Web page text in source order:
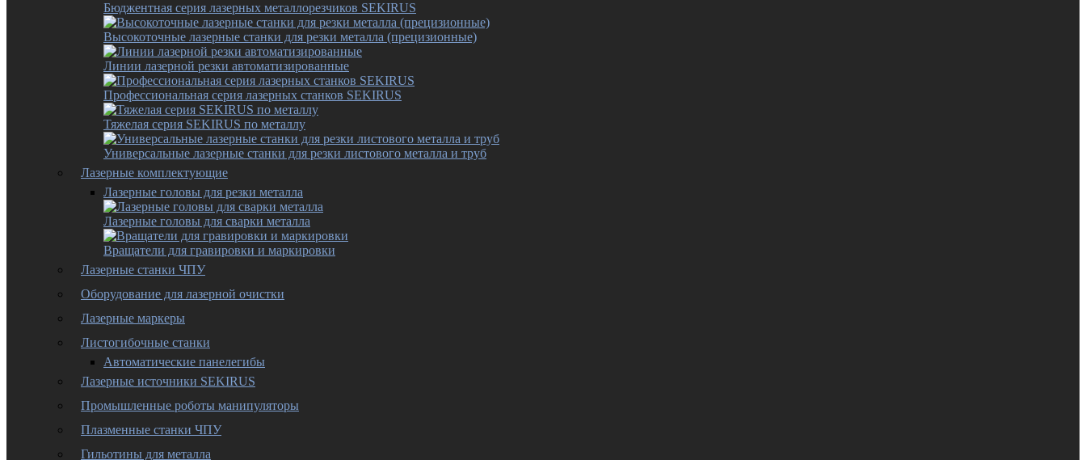
Бюджентная серия лазерных металлорезчиков SEKIRUS
Высокоточные лазерные станки для резки металла (прецизионные)
Линии лазерной резки автоматизированные
Профессиональная серия лазерных станков SEKIRUS
Тяжелая серия SEKIRUS по металлу
Универсальные лазерные станки для резки листового металла и труб
Лазерные комплектующие
Лазерные головы для резки металла
Лазерные головы для сварки металла
Вращатели для гравировки и маркировки
Лазерные станки ЧПУ
Оборудование для лазерной очистки
Лазерные маркеры
Листогибочные станки
Автоматические панелегибы
Лазерные источники SEKIRUS
Промышленные роботы манипуляторы
Плазменные станки ЧПУ
Гильотины для металла